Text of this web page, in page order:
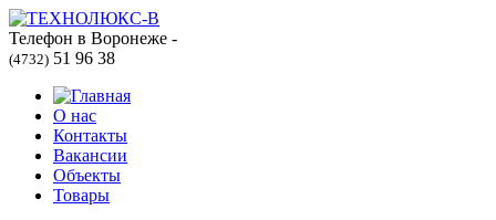
Телефон в Воронеже -
(4732) 51 96 38
О нас
Контакты
Вакансии
Объекты
Товары